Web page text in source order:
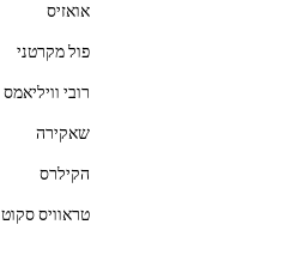
אואזיס
פול מקרטני
רובי וויליאמס
שאקירה
הקילרס
טראוויס סקוט